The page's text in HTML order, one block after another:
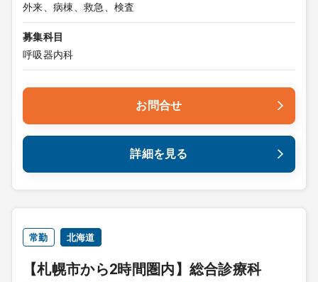
外来、病棟、救急、検査
募集科目
呼吸器内科
お問合せ
詳細を見る
常勤 北海道
【札幌市から2時間圏内】総合診療科